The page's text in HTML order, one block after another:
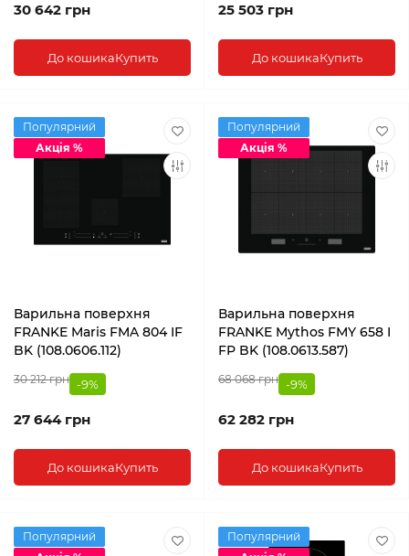
30 642 грн
До кошикаКупить
25 503 грн
До кошикаКупить
Популярний
Акція %
Варильна поверхня
FRANKE Maris FMA 804 IF
BK (108.0606.112)
30 212 грн -9%
27 644 грн
До кошикаКупить
Популярний
Акція %
Варильна поверхня
FRANKE Mythos FMY 658 I
FP BK (108.0613.587)
68 068 грн -9%
62 282 грн
До кошикаКупить
Популярний
Популярний